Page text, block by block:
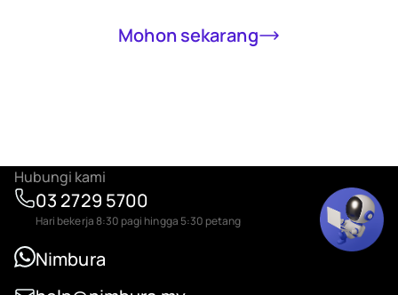
Mohon sekarang
Hubungi kami
03 2729 5700
Hari bekerja 8:30 pagi hingga 5:30 petang
Nimbura